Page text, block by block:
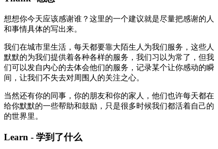
想想你今天应该感谢谁？这里的一个建议就是尽量把感谢的人
和事情具体的写出来。
我们在城市里生活，每天都要靠大陌生人为我们服务，这些人
默默的为我们提供着各种各样的服务，我们习以为常了，但我
们可以发自内心的去体会他们的服务，记录某个让你感动的瞬
间，让我们不失去对周围人的关注之心。
当然还有你的同事，你的朋友和你的家人，他们也许每天都在
给你默默的一些帮助和鼓励，只是很多时候我们都活着自己的
的世界里。
Learn - 学到了什么